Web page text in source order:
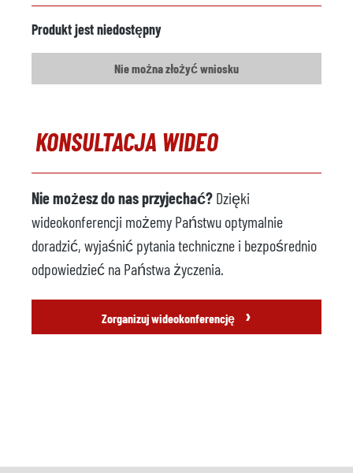
Produkt jest niedostępny
Nie można złożyć wniosku
KONSULTACJA WIDEO
Nie możesz do nas przyjechać? Dzięki
wideokonferencji możemy Państwu optymalnie
doradzić, wyjaśnić pytania techniczne i bezpośrednio
odpowiedzieć na Państwa życzenia.
Zorganizuj wideokonferencję ›